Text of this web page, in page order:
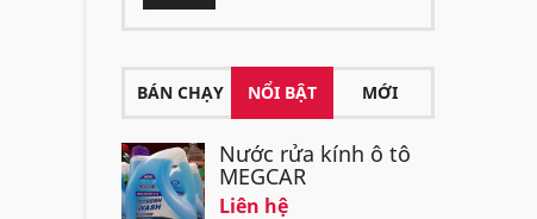
BÁN CHẠY NỔI BẬT MỚI
Nước rửa kính ô tô
MEGCAR
Liên hệ